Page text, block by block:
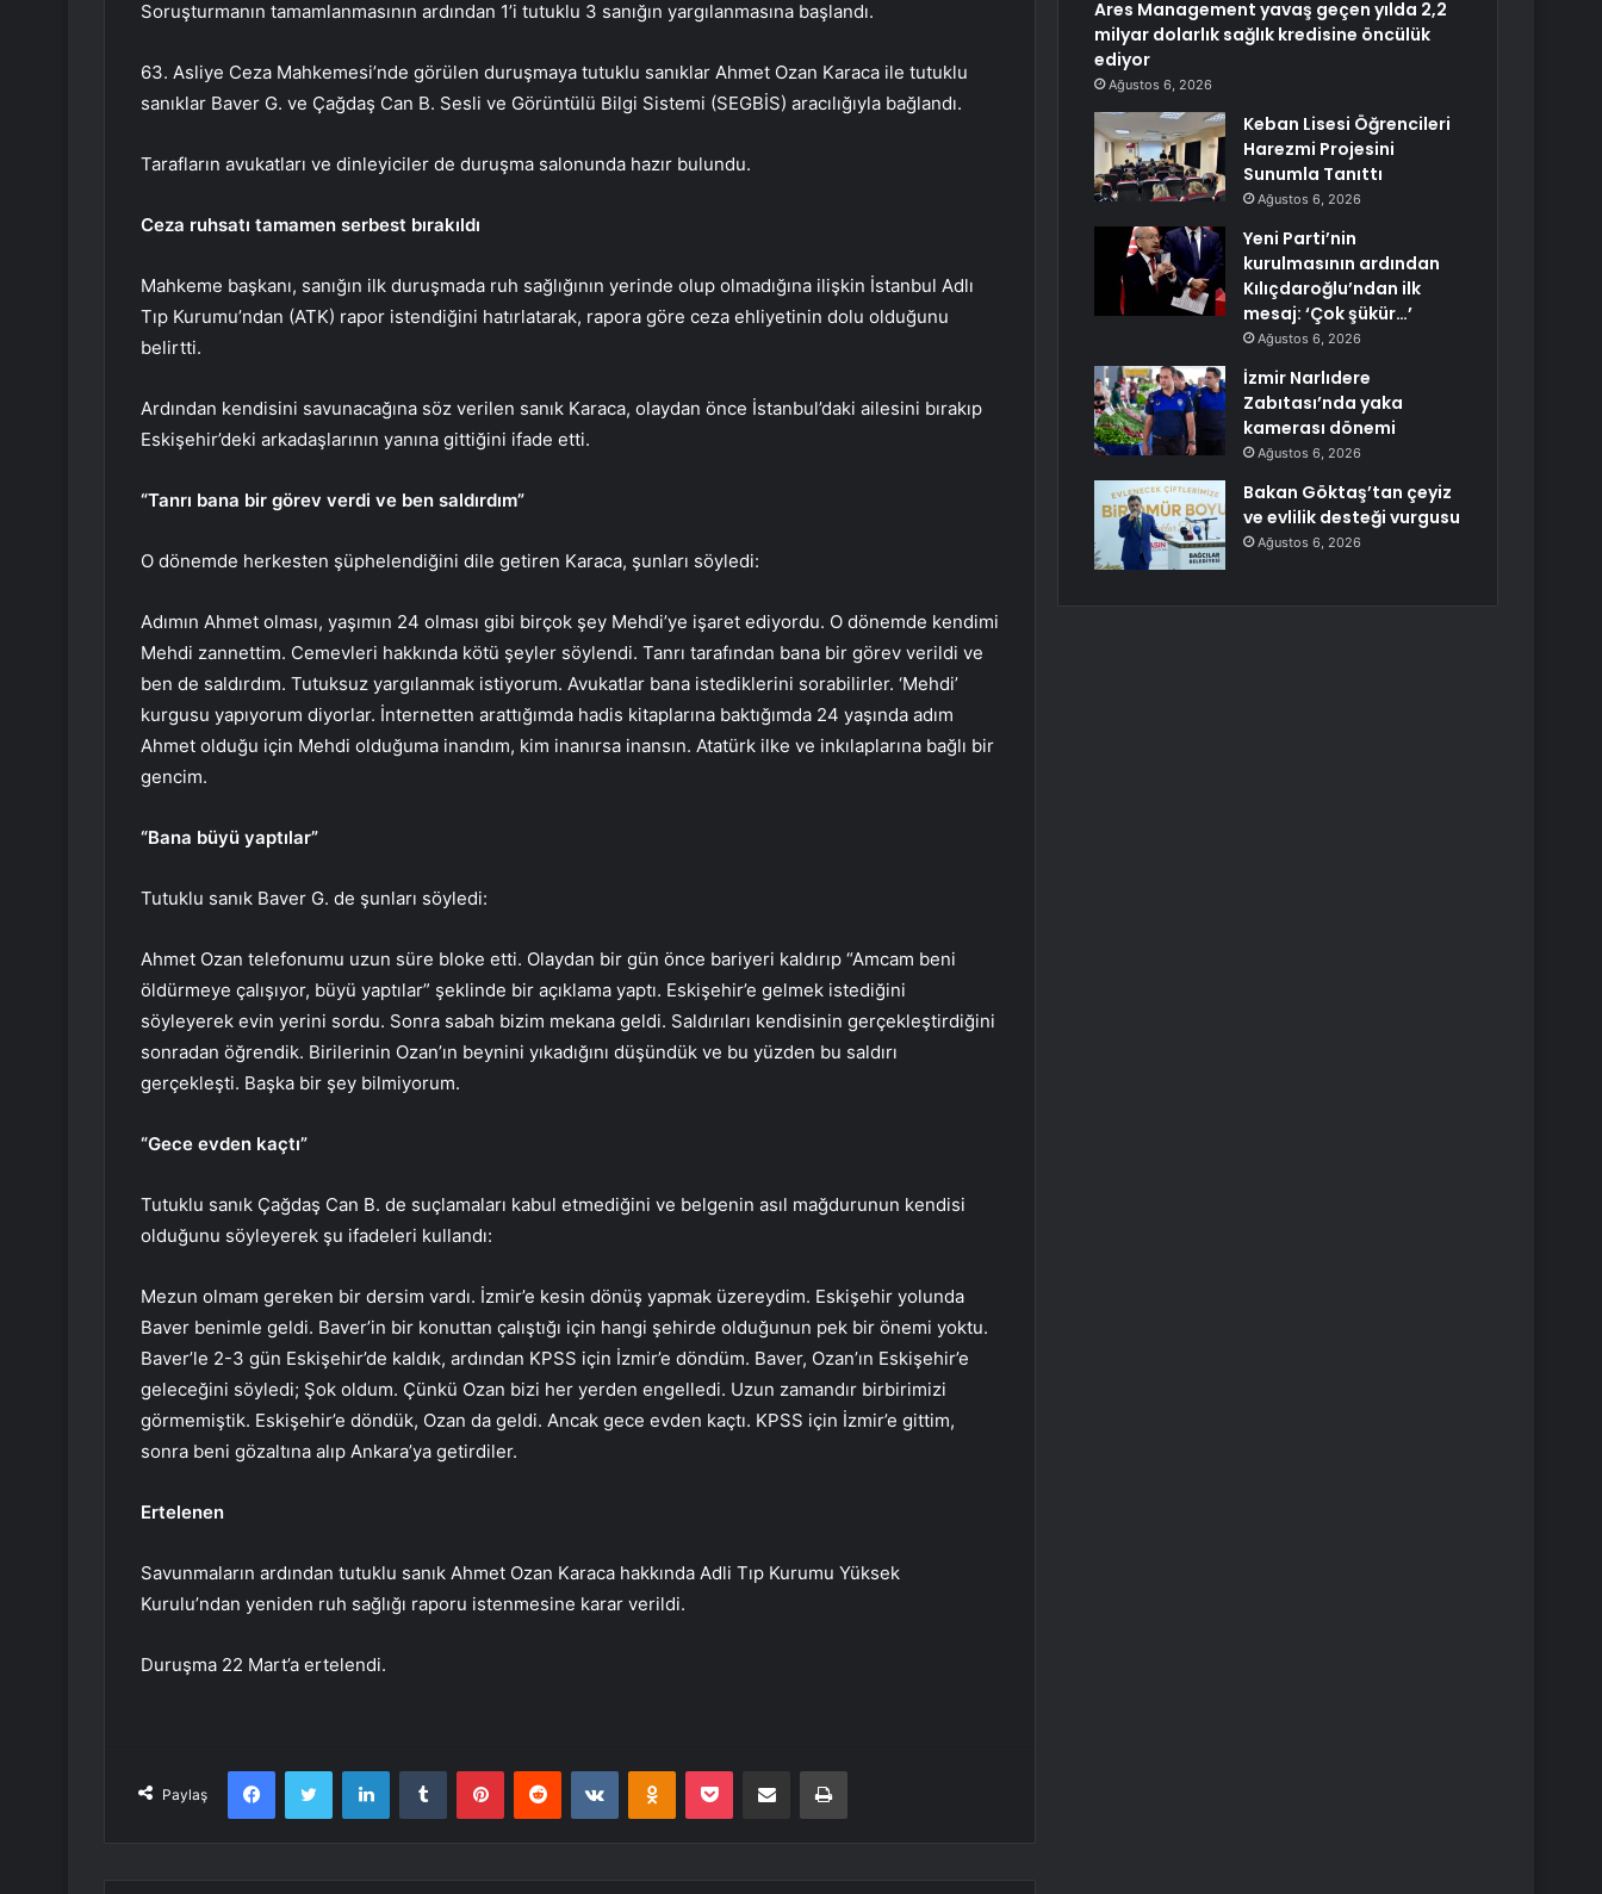
Soruşturmanın tamamlanmasının ardından 1’i tutuklu 3 sanığın yargılanmasına başlandı.
63. Asliye Ceza Mahkemesi’nde görülen duruşmaya tutuklu sanıklar Ahmet Ozan Karaca ile tutuklu
sanıklar Baver G. ve Çağdaş Can B. Sesli ve Görüntülü Bilgi Sistemi (SEGBİS) aracılığıyla bağlandı.
Tarafların avukatları ve dinleyiciler de duruşma salonunda hazır bulundu.
Ceza ruhsatı tamamen serbest bırakıldı
Mahkeme başkanı, sanığın ilk duruşmada ruh sağlığının yerinde olup olmadığına ilişkin İstanbul Adlı
Tıp Kurumu’ndan (ATK) rapor istendiğini hatırlatarak, rapora göre ceza ehliyetinin dolu olduğunu
belirtti.
Ardından kendisini savunacağına söz verilen sanık Karaca, olaydan önce İstanbul’daki ailesini bırakıp
Eskişehir’deki arkadaşlarının yanına gittiğini ifade etti.
“Tanrı bana bir görev verdi ve ben saldırdım”
O dönemde herkesten şüphelendiğini dile getiren Karaca, şunları söyledi:
Adımın Ahmet olması, yaşımın 24 olması gibi birçok şey Mehdi’ye işaret ediyordu. O dönemde kendimi
Mehdi zannettim. Cemevleri hakkında kötü şeyler söylendi. Tanrı tarafından bana bir görev verildi ve
ben de saldırdım. Tutuksuz yargılanmak istiyorum. Avukatlar bana istediklerini sorabilirler. ‘Mehdi’
kurgusu yapıyorum diyorlar. İnternetten arattığımda hadis kitaplarına baktığımda 24 yaşında adım
Ahmet olduğu için Mehdi olduğuma inandım, kim inanırsa inansın. Atatürk ilke ve inkılaplarına bağlı bir
gencim.
“Bana büyü yaptılar”
Tutuklu sanık Baver G. de şunları söyledi:
Ahmet Ozan telefonumu uzun süre bloke etti. Olaydan bir gün önce bariyeri kaldırıp “Amcam beni
öldürmeye çalışıyor, büyü yaptılar” şeklinde bir açıklama yaptı. Eskişehir’e gelmek istediğini
söyleyerek evin yerini sordu. Sonra sabah bizim mekana geldi. Saldırıları kendisinin gerçekleştirdiğini
sonradan öğrendik. Birilerinin Ozan’ın beynini yıkadığını düşündük ve bu yüzden bu saldırı
gerçekleşti. Başka bir şey bilmiyorum.
“Gece evden kaçtı”
Tutuklu sanık Çağdaş Can B. de suçlamaları kabul etmediğini ve belgenin asıl mağdurunun kendisi
olduğunu söyleyerek şu ifadeleri kullandı:
Mezun olmam gereken bir dersim vardı. İzmir’e kesin dönüş yapmak üzereydim. Eskişehir yolunda
Baver benimle geldi. Baver’in bir konuttan çalıştığı için hangi şehirde olduğunun pek bir önemi yoktu.
Baver’le 2-3 gün Eskişehir’de kaldık, ardından KPSS için İzmir’e döndüm. Baver, Ozan’ın Eskişehir’e
geleceğini söyledi; Şok oldum. Çünkü Ozan bizi her yerden engelledi. Uzun zamandır birbirimizi
görmemiştik. Eskişehir’e döndük, Ozan da geldi. Ancak gece evden kaçtı. KPSS için İzmir’e gittim,
sonra beni gözaltına alıp Ankara’ya getirdiler.
Ertelenen
Savunmaların ardından tutuklu sanık Ahmet Ozan Karaca hakkında Adli Tıp Kurumu Yüksek
Kurulu’ndan yeniden ruh sağlığı raporu istenmesine karar verildi.
Duruşma 22 Mart’a ertelendi.
Paylaş
FacebookTwitter LinkedInTumblr PinterestReddit VKontakteOdnoklassniki
Pocket E-Posta ile paylaş Yazdır
Ares Management yavaş geçen yılda 2,2
milyar dolarlık sağlık kredisine öncülük
ediyor
Ağustos 6, 2026
Keban Lisesi Öğrencileri
Harezmi Projesini
Sunumla Tanıttı
Ağustos 6, 2026
Yeni Parti’nin
kurulmasının ardından
Kılıçdaroğlu’ndan ilk
mesaj: ‘Çok şükür…’
Ağustos 6, 2026
İzmir Narlıdere
Zabıtası’nda yaka
kamerası dönemi
Ağustos 6, 2026
Bakan Göktaş’tan çeyiz
ve evlilik desteği vurgusu
Ağustos 6, 2026